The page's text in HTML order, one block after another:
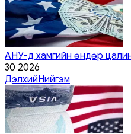
АНУ-д хамгийн өндөр
30 2026
ДэлхийНийгэм